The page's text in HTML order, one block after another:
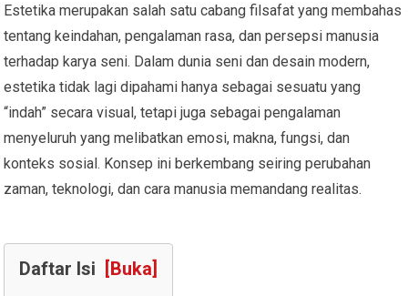
Estetika merupakan salah satu cabang filsafat yang membahas
tentang keindahan, pengalaman rasa, dan persepsi manusia
terhadap karya seni. Dalam dunia seni dan desain modern,
estetika tidak lagi dipahami hanya sebagai sesuatu yang
“indah” secara visual, tetapi juga sebagai pengalaman
menyeluruh yang melibatkan emosi, makna, fungsi, dan
konteks sosial. Konsep ini berkembang seiring perubahan
zaman, teknologi, dan cara manusia memandang realitas.
Daftar Isi [Buka]